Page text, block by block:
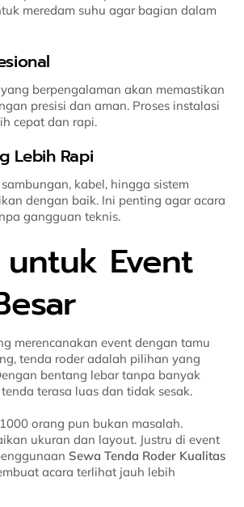
meredam suhu agar bagian dalam
berpengalaman akan memastikan
presisi dan aman. Proses instalasi
cepat dan rapi.
Lebih Rapi
kabel, hingga sistem
dengan baik. Ini penting agar acara
gangguan teknis.
Event
merencanakan event dengan tamu
tenda roder adalah pilihan yang
bentang lebar tanpa banyak
terasa luas dan tidak sesak.
orang pun bukan masalah.
ukuran dan layout. Justru di event
Sewa Tenda Roder Kualitas
acara terlihat jauh lebih